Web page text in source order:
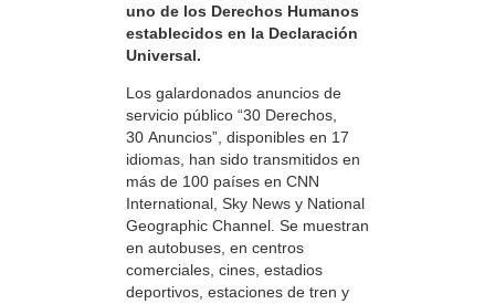
uno de los Derechos Humanos
establecidos en la Declaración
Universal.
Los galardonados anuncios de
servicio público “30 Derechos,
30 Anuncios”, disponibles en 17
idiomas, han sido transmitidos en
más de 100 países en CNN
International, Sky News y National
Geographic Channel. Se muestran
en autobuses, en centros
comerciales, cines, estadios
deportivos, estaciones de tren y